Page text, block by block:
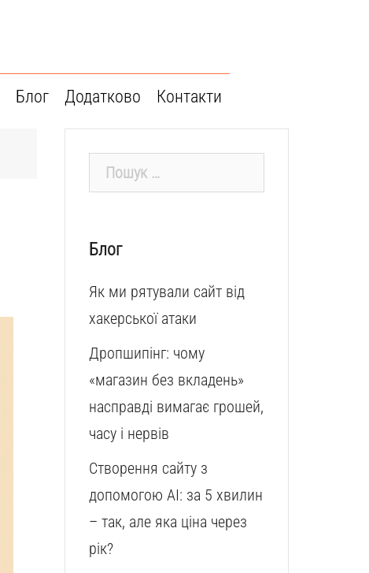
Блог Додатково Контакти
Пошук:
Блог
Як ми рятували сайт від
хакерської атаки
Дропшипінг: чому
«магазин без вкладень»
насправді вимагає грошей,
часу і нервів
Створення сайту з
допомогою AI: за 5 хвилин
– так, але яка ціна через
рік?